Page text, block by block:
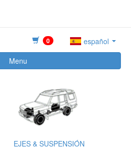
0
español
Menu
EJES & SUSPENSIÓN